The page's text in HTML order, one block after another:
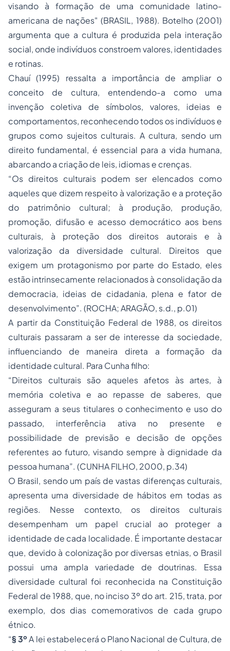
visando à formação de uma comunidade latino-
americana de nações" (BRASIL, 1988). Botelho (2001)
argumenta que a cultura é produzida pela interação
social, onde indivíduos constroem valores, identidades
e rotinas.
Chauí (1995) ressalta a importância de ampliar o
conceito de cultura, entendendo-a como uma
invenção coletiva de símbolos, valores, ideias e
comportamentos, reconhecendo todos os indivíduos e
grupos como sujeitos culturais. A cultura, sendo um
direito fundamental, é essencial para a vida humana,
abarcando a criação de leis, idiomas e crenças.
“Os direitos culturais podem ser elencados como
aqueles que dizem respeito à valorização e a proteção
do patrimônio cultural; à produção, produção,
promoção, difusão e acesso democrático aos bens
culturais, à proteção dos direitos autorais e à
valorização da diversidade cultural. Direitos que
exigem um protagonismo por parte do Estado, eles
estão intrinsecamente relacionados à consolidação da
democracia, ideias de cidadania, plena e fator de
desenvolvimento”. (ROCHA; ARAGÃO, s.d., p.01)
A partir da Constituição Federal de 1988, os direitos
culturais passaram a ser de interesse da sociedade,
influenciando de maneira direta a formação da
identidade cultural. Para Cunha filho:
“Direitos culturais são aqueles afetos às artes, à
memória coletiva e ao repasse de saberes, que
asseguram a seus titulares o conhecimento e uso do
passado, interferência ativa no presente e
possibilidade de previsão e decisão de opções
referentes ao futuro, visando sempre à dignidade da
pessoa humana”. (CUNHA FILHO, 2000, p.34)
O Brasil, sendo um país de vastas diferenças culturais,
apresenta uma diversidade de hábitos em todas as
regiões. Nesse contexto, os direitos culturais
desempenham um papel crucial ao proteger a
identidade de cada localidade. É importante destacar
que, devido à colonização por diversas etnias, o Brasil
possui uma ampla variedade de doutrinas. Essa
diversidade cultural foi reconhecida na Constituição
Federal de 1988, que, no inciso 3º do art. 215, trata, por
exemplo, dos dias comemorativos de cada grupo
étnico.
“§ 3ºA lei estabelecerá o Plano Nacional de Cultura, de